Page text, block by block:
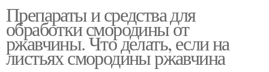
Препараты и средства для
обработки смородины от
ржавчины. Что делать, если на
листьях смородины ржавчина